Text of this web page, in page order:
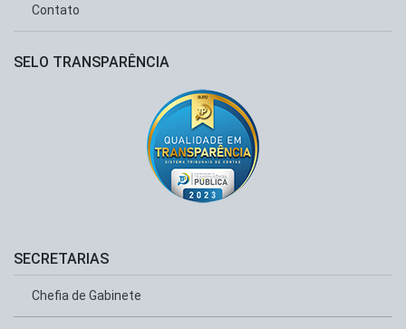
Contato
SELO TRANSPARÊNCIA
SECRETARIAS
Chefia de Gabinete